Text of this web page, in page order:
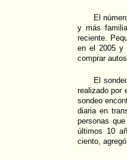
El
y más
reciente.
en el 2005 y
comprar
El
realizado por
sondeo
diaria en
personas
últimos 10
ciento,